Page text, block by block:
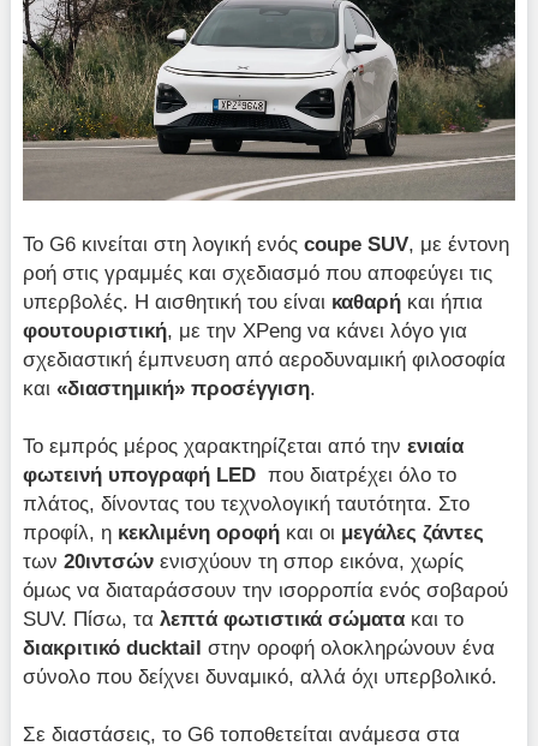
Το G6 κινείται στη λογική ενόςcoupe SUV, με έντονη
ροή στις γραμμές και σχεδιασμό που αποφεύγει τις
υπερβολές. Η αισθητική του είναι καθαρή και ήπια
φουτουριστική, με την XPeng να κάνει λόγο για
σχεδιαστική έμπνευση από αεροδυναμική φιλοσοφία
και«διαστημική» προσέγγιση.
Το εμπρός μέρος χαρακτηρίζεται από τηνενιαία
φωτεινή υπογραφή LED που διατρέχει όλο το
πλάτος, δίνοντας του τεχνολογική ταυτότητα. Στο
προφίλ, η κεκλιμένη οροφή και οι μεγάλες ζάντες
των20ιντσών ενισχύουν τη σπορ εικόνα, χωρίς
όμως να διαταράσσουν την ισορροπία ενός σοβαρού
SUV. Πίσω, ταλεπτά φωτιστικά σώματα και το
διακριτικό ducktailστην οροφή ολοκληρώνουν ένα
σύνολο που δείχνει δυναμικό, αλλά όχι υπερβολικό.
Σε διαστάσεις, το G6 τοποθετείται ανάμεσα στα